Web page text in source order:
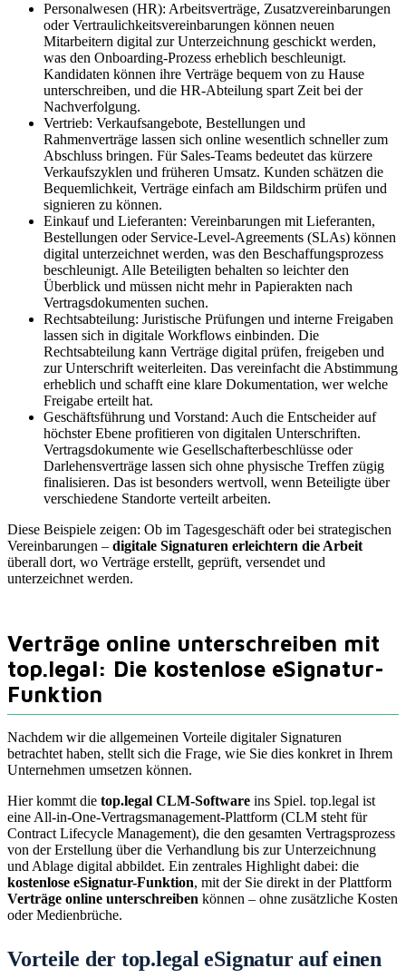
Personalwesen (HR): Arbeitsverträge, Zusatzvereinbarungen
oder Vertraulichkeitsvereinbarungen können neuen
Mitarbeitern digital zur Unterzeichnung geschickt werden,
was den Onboarding-Prozess erheblich beschleunigt.
Kandidaten können ihre Verträge bequem von zu Hause
unterschreiben, und die HR-Abteilung spart Zeit bei der
Nachverfolgung.
Vertrieb: Verkaufsangebote, Bestellungen und
Rahmenverträge lassen sich online wesentlich schneller zum
Abschluss bringen. Für Sales-Teams bedeutet das kürzere
Verkaufszyklen und früheren Umsatz. Kunden schätzen die
Bequemlichkeit, Verträge einfach am Bildschirm prüfen und
signieren zu können.
Einkauf und Lieferanten: Vereinbarungen mit Lieferanten,
Bestellungen oder Service-Level-Agreements (SLAs) können
digital unterzeichnet werden, was den Beschaffungsprozess
beschleunigt. Alle Beteiligten behalten so leichter den
Überblick und müssen nicht mehr in Papierakten nach
Vertragsdokumenten suchen.
Rechtsabteilung: Juristische Prüfungen und interne Freigaben
lassen sich in digitale Workflows einbinden. Die
Rechtsabteilung kann Verträge digital prüfen, freigeben und
zur Unterschrift weiterleiten. Das vereinfacht die Abstimmung
erheblich und schafft eine klare Dokumentation, wer welche
Freigabe erteilt hat.
Geschäftsführung und Vorstand: Auch die Entscheider auf
höchster Ebene profitieren von digitalen Unterschriften.
Vertragsdokumente wie Gesellschafterbeschlüsse oder
Darlehensverträge lassen sich ohne physische Treffen zügig
finalisieren. Das ist besonders wertvoll, wenn Beteiligte über
verschiedene Standorte verteilt arbeiten.
Diese Beispiele zeigen: Ob im Tagesgeschäft oder bei strategischen
Vereinbarungen – digitale Signaturen erleichtern die Arbeit
überall dort, wo Verträge erstellt, geprüft, versendet und
unterzeichnet werden.
Verträge online unterschreiben mit
top.legal: Die kostenlose eSignatur-
Funktion
Nachdem wir die allgemeinen Vorteile digitaler Signaturen
betrachtet haben, stellt sich die Frage, wie Sie dies konkret in Ihrem
Unternehmen umsetzen können.
Hier kommt die top.legal CLM-Software ins Spiel. top.legal ist
eine All-in-One-Vertragsmanagement-Plattform (CLM steht für
Contract Lifecycle Management), die den gesamten Vertragsprozess
von der Erstellung über die Verhandlung bis zur Unterzeichnung
und Ablage digital abbildet. Ein zentrales Highlight dabei: die
kostenlose eSignatur-Funktion, mit der Sie direkt in der Plattform
Verträge online unterschreiben können – ohne zusätzliche Kosten
oder Medienbrüche.
Vorteile der top.legal eSignatur auf einen